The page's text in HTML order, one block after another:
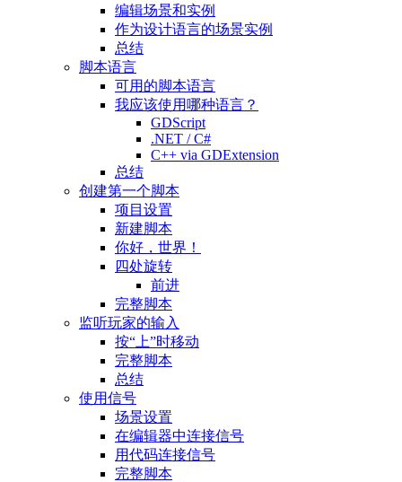
编辑场景和实例
作为设计语言的场景实例
总结
脚本语言
可用的脚本语言
我应该使用哪种语言？
GDScript
.NET / C#
C++ via GDExtension
总结
创建第一个脚本
项目设置
新建脚本
你好，世界！
四处旋转
前进
完整脚本
监听玩家的输入
按“上”时移动
完整脚本
总结
使用信号
场景设置
在编辑器中连接信号
用代码连接信号
完整脚本